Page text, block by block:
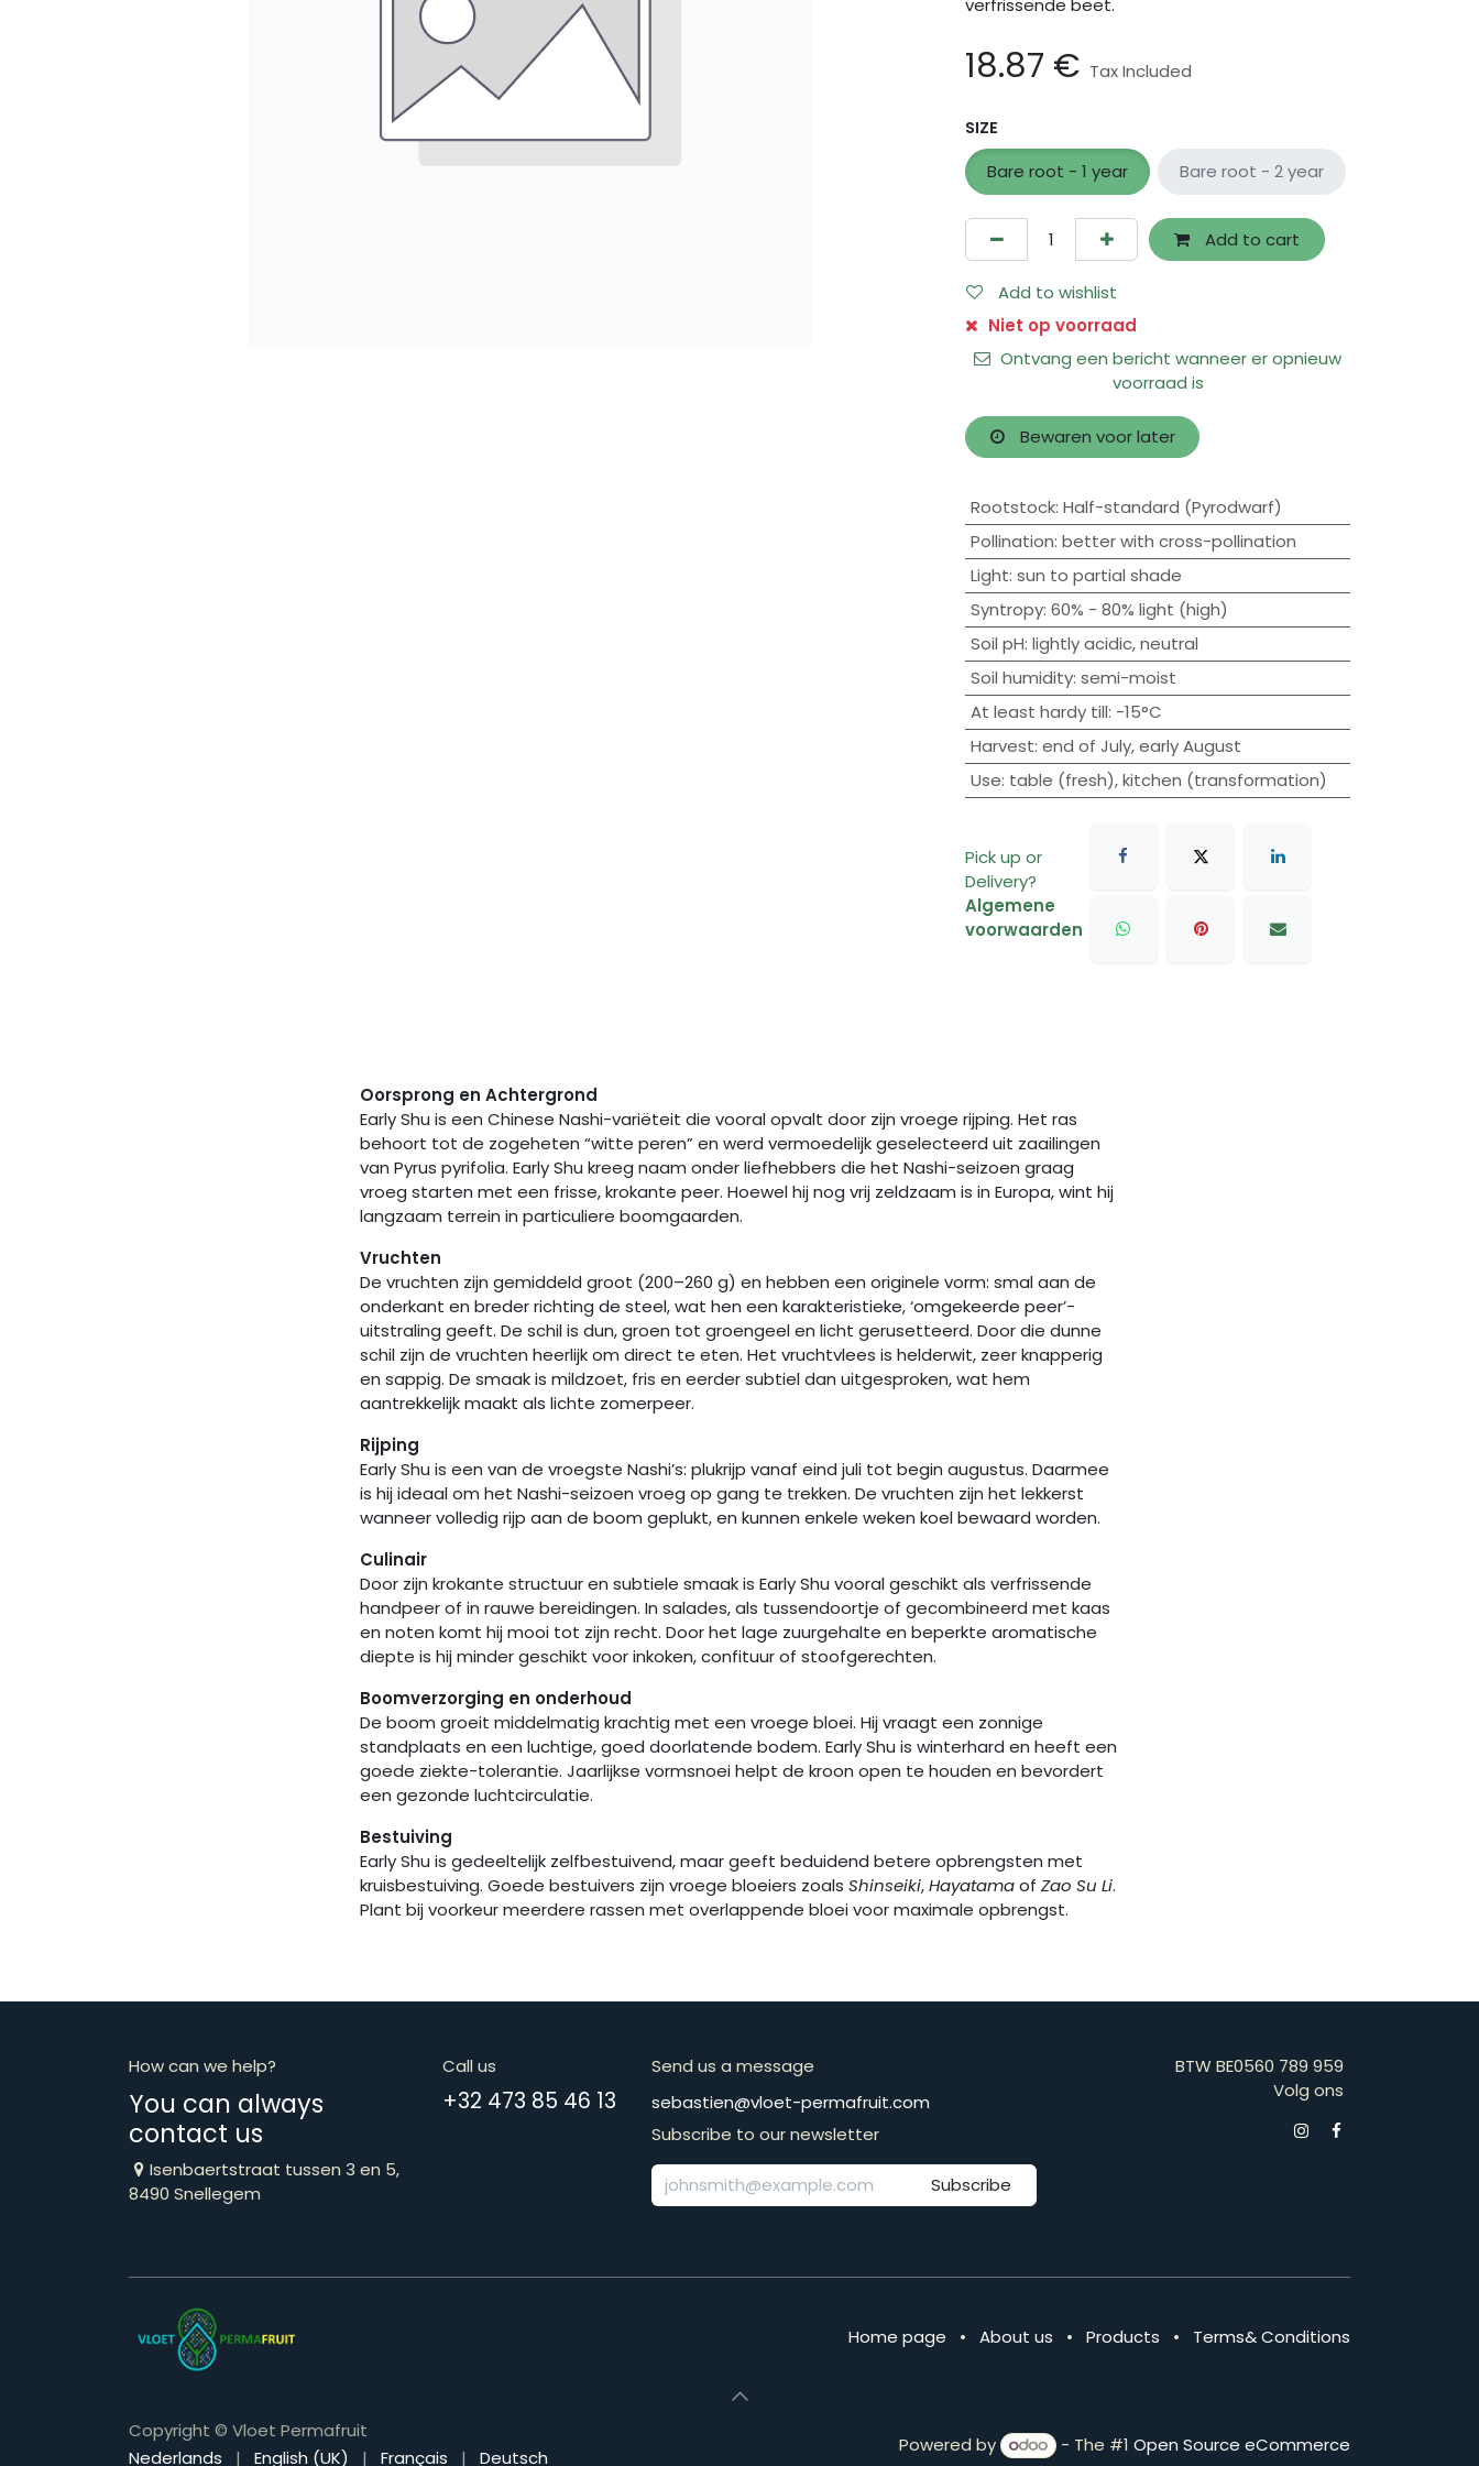
verfrissende beet.
18.87 € Tax Included
SIZE
Bare root - 1 year Bare root - 2 year
Add to cart
Add to wishlist
Niet op voorraad
Ontvang een bericht wanneer er opnieuw
voorraad is
Bewaren voor later
Rootstock: Half-standard (Pyrodwarf)
Pollination: better with cross-pollination
Light: sun to partial shade
Syntropy: 60% - 80% light (high)
Soil pH: lightly acidic,neutral
Soil humidity: semi-moist
At least hardy till: -15°C
Harvest: end of July,early August
Use: table (fresh),kitchen (transformation)
Pick up or
Delivery?
Algemene
voorwaarden
Oorsprong en Achtergrond
Early Shu is een Chinese Nashi-variëteit die vooral opvalt door zijn vroege rijping. Het ras
behoort tot de zogeheten “witte peren” en werd vermoedelijk geselecteerd uit zaailingen
van Pyrus pyrifolia. Early Shu kreeg naam onder liefhebbers die het Nashi-seizoen graag
vroeg starten met een frisse, krokante peer. Hoewel hij nog vrij zeldzaam is in Europa, wint hij
langzaam terrein in particuliere boomgaarden.
Vruchten
De vruchten zijn gemiddeld groot (200–260 g) en hebben een originele vorm: smal aan de
onderkant en breder richting de steel, wat hen een karakteristieke, ‘omgekeerde peer’-
uitstraling geeft. De schil is dun, groen tot groengeel en licht gerusetteerd. Door die dunne
schil zijn de vruchten heerlijk om direct te eten. Het vruchtvlees is helderwit, zeer knapperig
en sappig. De smaak is mildzoet, fris en eerder subtiel dan uitgesproken, wat hem
aantrekkelijk maakt als lichte zomerpeer.
Rijping
Early Shu is een van de vroegste Nashi’s: plukrijp vanaf eind juli tot begin augustus. Daarmee
is hij ideaal om het Nashi-seizoen vroeg op gang te trekken. De vruchten zijn het lekkerst
wanneer volledig rijp aan de boom geplukt, en kunnen enkele weken koel bewaard worden.
Culinair
Door zijn krokante structuur en subtiele smaak is Early Shu vooral geschikt als verfrissende
handpeer of in rauwe bereidingen. In salades, als tussendoortje of gecombineerd met kaas
en noten komt hij mooi tot zijn recht. Door het lage zuurgehalte en beperkte aromatische
diepte is hij minder geschikt voor inkoken, confituur of stoofgerechten.
Boomverzorging en onderhoud
De boom groeit middelmatig krachtig met een vroege bloei. Hij vraagt een zonnige
standplaats en een luchtige, goed doorlatende bodem. Early Shu is winterhard en heeft een
goede ziekte-tolerantie. Jaarlijkse vormsnoei helpt de kroon open te houden en bevordert
een gezonde luchtcirculatie.
Bestuiving
Early Shu is gedeeltelijk zelfbestuivend, maar geeft beduidend betere opbrengsten met
kruisbestuiving. Goede bestuivers zijn vroege bloeiers zoals Shinseiki,Hayatamaof Zao Su Li.
Plant bij voorkeur meerdere rassen met overlappende bloei voor maximale opbrengst.
How can we help?
You can always
contact us
Isenbaertstraat tussen 3 en 5,
8490 Snellegem
Call us
​​​​​​​​​​​​​​​​​​​​​​​+​3​2​ ​4​7​3​ ​8​5​ ​4​6​ ​1​3
Send us a message
​​​​​​​​​​​​​​​​​​​​​​​​​​​​s​e​b​a​s​t​i​e​n​@​v​l​o​e​t​-​p​e​r​m​a​f​r​u​it​.​c​o​m
Subscribe to our newsletter
Subscribe
BTW BE0560 789 959
Volg ons
Home page • About us • Products • Terms& Conditions
Copyright © Vloet Permafruit
Nederlands
| English (UK) | Français | Deutsch
Powered by - The #1 Open Source eCommerce